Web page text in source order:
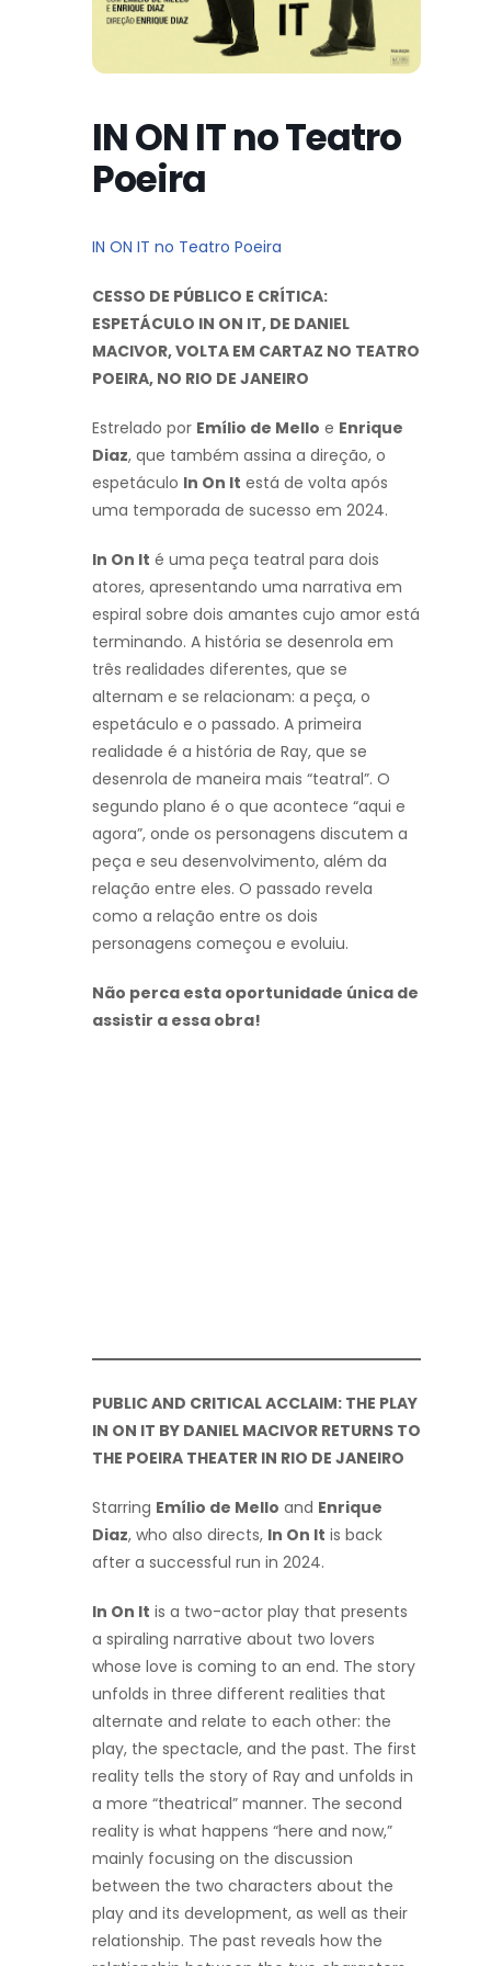
IN ON IT no Teatro
Poeira
IN ON IT no Teatro Poeira
CESSO DE PÚBLICO E CRÍTICA:
ESPETÁCULO IN ON IT, DE DANIEL
MACIVOR, VOLTA EM CARTAZ NO TEATRO
POEIRA, NO RIO DE JANEIRO
Estrelado por Emílio de Mello e Enrique
Diaz, que também assina a direção, o
espetáculo In On It está de volta após
uma temporada de sucesso em 2024.
In On It é uma peça teatral para dois
atores, apresentando uma narrativa em
espiral sobre dois amantes cujo amor está
terminando. A história se desenrola em
três realidades diferentes, que se
alternam e se relacionam: a peça, o
espetáculo e o passado. A primeira
realidade é a história de Ray, que se
desenrola de maneira mais “teatral”. O
segundo plano é o que acontece “aqui e
agora”, onde os personagens discutem a
peça e seu desenvolvimento, além da
relação entre eles. O passado revela
como a relação entre os dois
personagens começou e evoluiu.
Não perca esta oportunidade única de
assistir a essa obra!
PUBLIC AND CRITICAL ACCLAIM: THE PLAY
IN ON IT BY DANIEL MACIVOR RETURNS TO
THE POEIRA THEATER IN RIO DE JANEIRO
Starring Emílio de Mello and Enrique
Diaz, who also directs, In On It is back
after a successful run in 2024.
In On It is a two-actor play that presents
a spiraling narrative about two lovers
whose love is coming to an end. The story
unfolds in three different realities that
alternate and relate to each other: the
play, the spectacle, and the past. The first
reality tells the story of Ray and unfolds in
a more “theatrical” manner. The second
reality is what happens “here and now,”
mainly focusing on the discussion
between the two characters about the
play and its development, as well as their
relationship. The past reveals how the